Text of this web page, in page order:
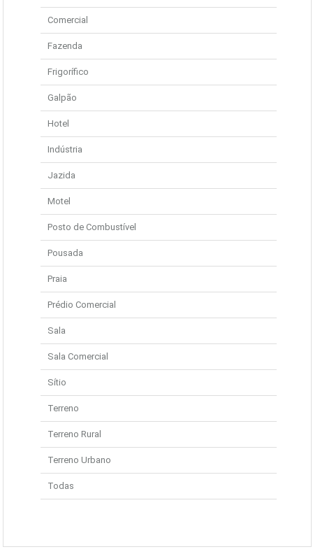
Comercial
Fazenda
Frigorífico
Galpão
Hotel
Indústria
Jazida
Motel
Posto de Combustível
Pousada
Praia
Prédio Comercial
Sala
Sala Comercial
Sítio
Terreno
Terreno Rural
Terreno Urbano
Todas